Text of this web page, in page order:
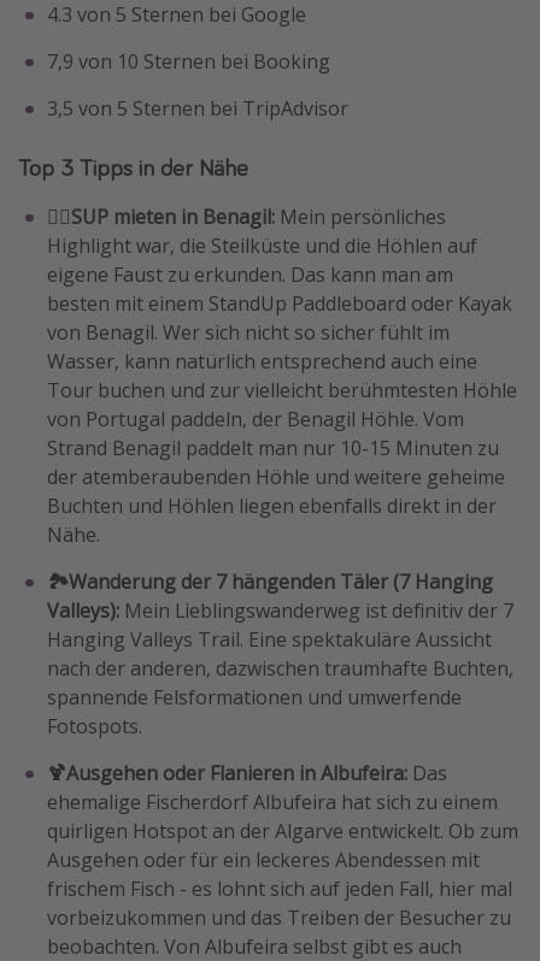
4.3 von 5 Sternen bei Google
7,9 von 10 Sternen bei Booking
3,5 von 5 Sternen bei TripAdvisor
Top 3 Tipps in der Nähe
🚣‍♀️SUP mieten in Benagil: Mein persönliches
Highlight war, die Steilküste und die Höhlen auf
eigene Faust zu erkunden. Das kann man am
besten mit einem StandUp Paddleboard oder Kayak
von Benagil. Wer sich nicht so sicher fühlt im
Wasser, kann natürlich entsprechend auch eine
Tour buchen und zur vielleicht berühmtesten Höhle
von Portugal paddeln, der Benagil Höhle. Vom
Strand Benagil paddelt man nur 10-15 Minuten zu
der atemberaubenden Höhle und weitere geheime
Buchten und Höhlen liegen ebenfalls direkt in der
Nähe.
🏞Wanderung der 7 hängenden Täler (7 Hanging
Valleys): Mein Lieblingswanderweg ist definitiv der 7
Hanging Valleys Trail. Eine spektakuläre Aussicht
nach der anderen, dazwischen traumhafte Buchten,
spannende Felsformationen und umwerfende
Fotospots.
🍹Ausgehen oder Flanieren in Albufeira: Das
ehemalige Fischerdorf Albufeira hat sich zu einem
quirligen Hotspot an der Algarve entwickelt. Ob zum
Ausgehen oder für ein leckeres Abendessen mit
frischem Fisch - es lohnt sich auf jeden Fall, hier mal
vorbeizukommen und das Treiben der Besucher zu
beobachten. Von Albufeira selbst gibt es auch